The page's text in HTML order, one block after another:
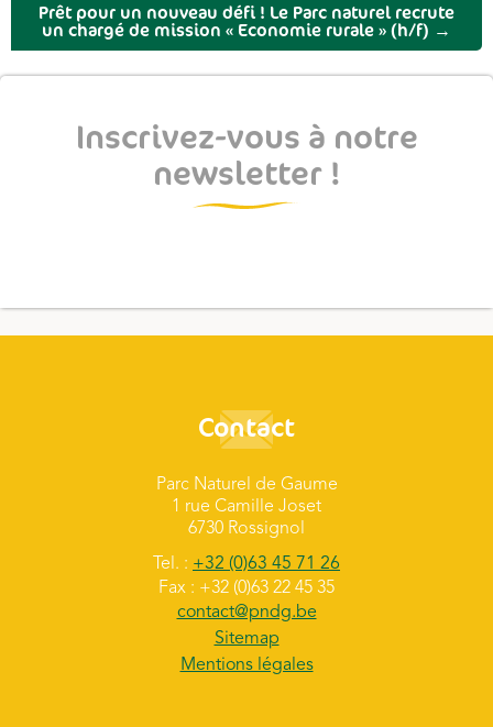
Prêt pour un nouveau défi ! Le Parc naturel recrute
un chargé de mission « Economie rurale » (h/f) →
Inscrivez-vous à notre
newsletter !
Contact
Parc Naturel de Gaume
1 rue Camille Joset
6730 Rossignol
Tel. : +32 (0)63 45 71 26
Fax : +32 (0)63 22 45 35
contact@pndg.be
Sitemap
Mentions légales